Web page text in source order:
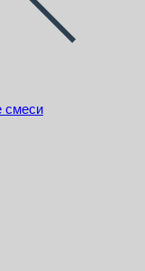
смеси